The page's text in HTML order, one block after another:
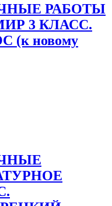
РАБОТЫ
3 КЛАСС.
новому